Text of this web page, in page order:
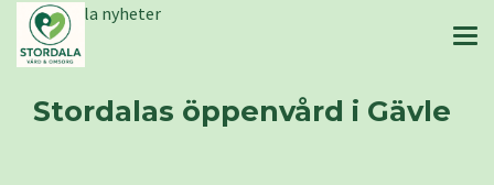
Stordala nyheter
Stordalas öppenvård i Gävle